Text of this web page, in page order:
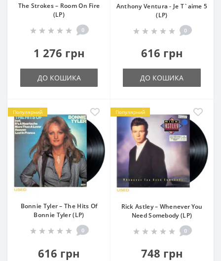
The Strokes – Room On Fire
(LP)
0
1 276 грн
ДО КОШИКА
Anthony Ventura - Je T`aime 5
(LP)
0
616 грн
ДО КОШИКА
Популярний
Bonnie Tyler – The Hits Of
Bonnie Tyler (LP)
0
616 грн
Популярний
Rick Astley – Whenever You
Need Somebody (LP)
0
748 грн